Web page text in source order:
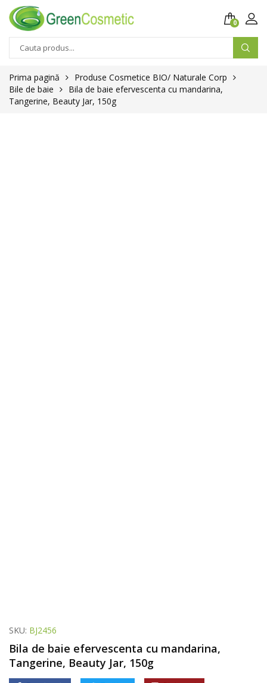
0
Prima pagină
Produse Cosmetice BIO/ Naturale Corp
Bile de baie
Bila de baie efervescenta cu mandarina,
Tangerine, Beauty Jar, 150g
SKU: BJ2456
Bila de baie efervescenta cu mandarina,
Tangerine, Beauty Jar, 150g